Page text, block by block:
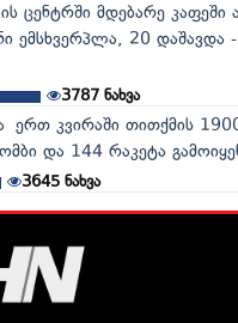
ცენტრში მდებარე კაფეში
ემსხვერპლა, 20 დაშავდა
3787ნახვა
ერთ კვირაში თითქმის
და 144 რაკეტა
3645ნახვა